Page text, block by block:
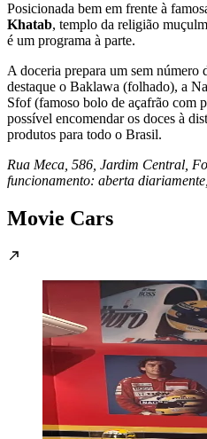
Posicionada bem em frente à
Khatab, templo da religião
é um programa à parte.
A doceria prepara um sem número
destaque o Baklawa (folhado), a
Sfof (famoso bolo de açafrão com
possível encomendar os doces à
produtos para todo o Brasil.
Rua Meca, 586, Jardim Central,
funcionamento: aberta
Movie Cars